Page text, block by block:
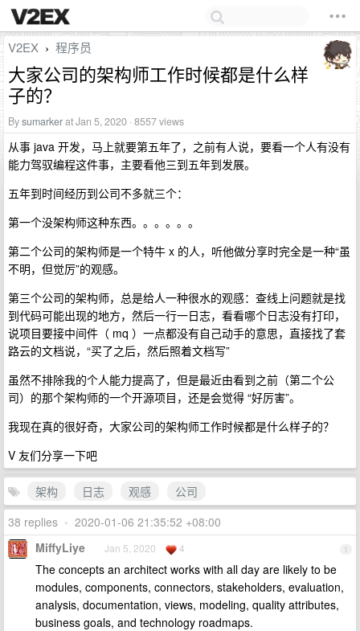
V2EX › 程序员
大家公司的架构师工作时候都是什么样
子的？
Bysumarkerat Jan 5, 2020 · 8557 views
从事 java 开发，马上就要第五年了，之前有人说，要看一个人有没有
能力驾驭编程这件事，主要看他三到五年到发展。
五年到时间经历到公司不多就三个：
第一个没架构师这种东西。。。。。。
第二个公司的架构师是一个特牛 x 的人，听他做分享时完全是一种“虽
不明，但觉厉”的观感。
第三个公司的架构师，总是给人一种很水的观感：查线上问题就是找
到代码可能出现的地方，然后一行一日志，看看哪个日志没有打印，
说项目要接中间件（ mq ）一点都没有自己动手的意思，直接找了套
路云的文档说，“买了之后，然后照着文档写”
虽然不排除我的个人能力提高了，但是最近由看到之前（第二个公
司）的那个架构师的一个开源项目，还是会觉得 “好厉害”。
我现在真的很好奇，大家公司的架构师工作时候都是什么样子的？
V 友们分享一下吧
架构 日志 观感
公司
38 replies • 2020-01-06 21:35:52 +08:00
1
MiffyLiye Jan 5, 2020 4
The concepts an architect works with all day are likely to be
modules, components, connectors, stakeholders, evaluation,
analysis, documentation, views, modeling, quality attributes,
business goals, and technology roadmaps.